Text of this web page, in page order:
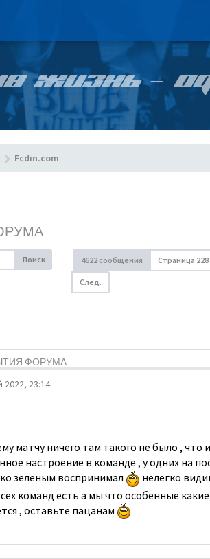
ЖИЗНЬ –
Fcdin.com
Поиск 4622 сообщения Страница 228
След.
ФОРУМА
2022, 23:14
матчу ничего там такого не было , что
настроение в команде , у одних на
зеленым воспринимал
нелегко
команд есть а мы что особенные
, оставьте пацанам